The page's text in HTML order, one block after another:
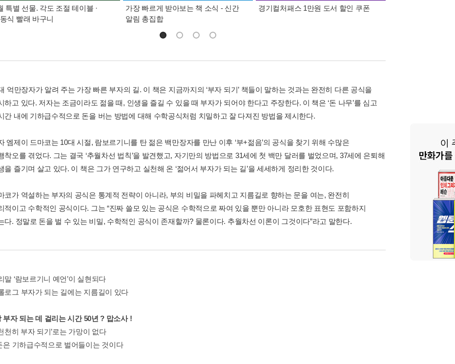
특별 선물. 각도 조절 테이블 ·
식 빨래 바구니
가장 빠르게 받아보는 책 소식 - 신간
알림 총집합
경기컬처패스 1만원 도서 할인 쿠폰
억만장자가 알려 주는 가장 빠른 부자의 길. 이 책은 지금까지의 ‘부자 되기’ 책들이 말하는 것과는 완전히 다른 공식을
하고 있다. 저자는 조금이라도 젊을 때, 인생을 즐길 수 있을 때 부자가 되어야 한다고 주장한다. 이 책은 ‘돈 나무’를 심고
간 내에 기하급수적으로 돈을 버는 방법에 대해 수학공식처럼 치밀하고 잘 다져진 방법을 제시한다.
엠제이 드마코는 10대 시절, 람보르기니를 탄 젊은 백만장자를 만난 이후 ‘부+젊음’의 공식을 찾기 위해 수많은
착오를 겪었다. 그는 결국 ‘추월차선 법칙’을 발견했고, 자기만의 방법으로 31세에 첫 백만 달러를 벌었으며, 37세에 은퇴해
을 즐기며 살고 있다. 이 책은 그가 연구하고 실천해 온 ‘젊어서 부자가 되는 길’을 세세하게 정리한 것이다.
코가 역설하는 부자의 공식은 통계적 전략이 아니라, 부의 비밀을 파헤치고 지름길로 향하는 문을 여는, 완전히
적이고 수학적인 공식이다. 그는 “진짜 쓸모 있는 공식은 수학적으로 짜여 있을 뿐만 아니라 모호한 표현도 포함하지
다. 정말로 돈을 벌 수 있는 비밀, 수학적인 공식이 존재할까? 물론이다. 추월차선 이론이 그것이다”라고 말한다.
말 ‘람보르기니 예언’이 실현되다
로그 부자가 되는 길에는 지름길이 있다
부자 되는 데 걸리는 시간 50년 ? 맙소사 !
천히 부자 되기’로는 가망이 없다
은 기하급수적으로 벌어들이는 것이다